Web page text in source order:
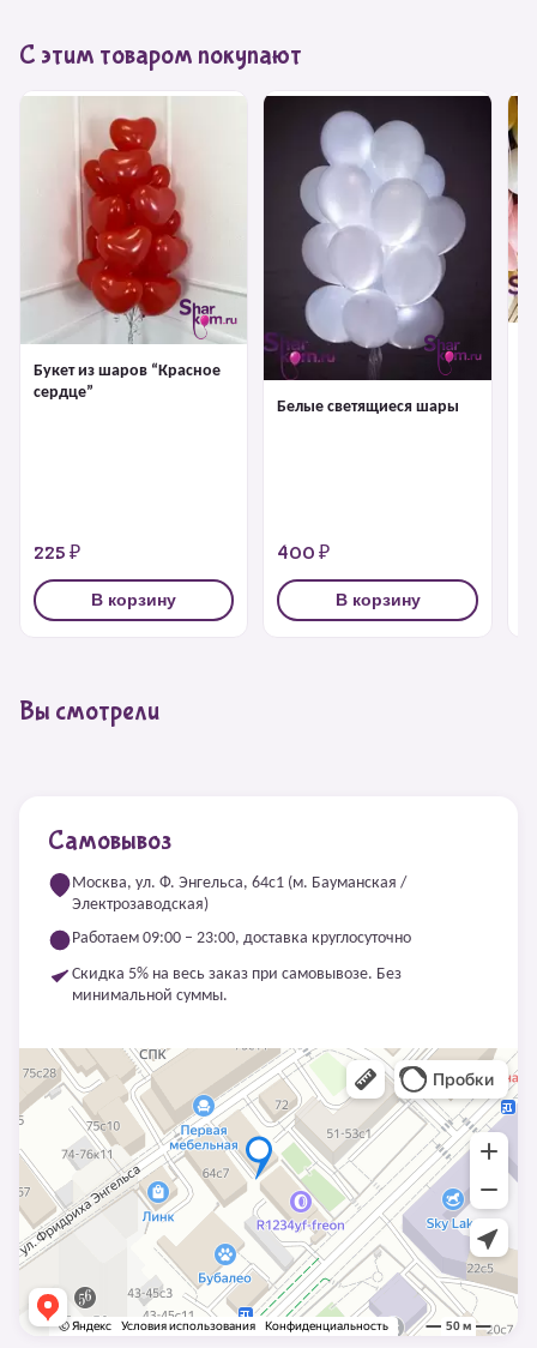
С этим товаром покупают
Букет из шаров “Красное
сердце”
225 ₽
В корзину
Белые светящиеся шары
400 ₽
В корзину
Вы смотрели
Самовывоз
Москва, ул. Ф. Энгельса, 64с1 (м. Бауманская /
Электрозаводская)
Работаем 09:00 – 23:00, доставка круглосуточно
Скидка 5% на весь заказ при самовывозе. Без
минимальной суммы.